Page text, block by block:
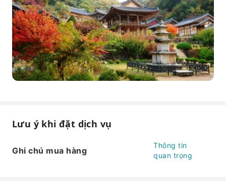
Lưu ý khi đặt dịch vụ
Ghi chú mua hàng
Thông tin
quan trọng